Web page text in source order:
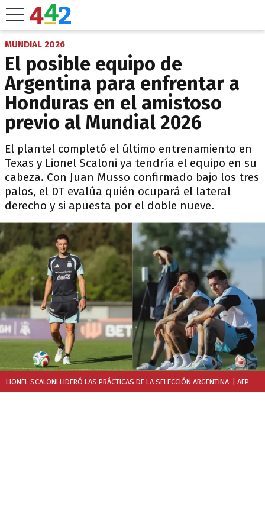
MUNDIAL 2026
El posible equipo de
Argentina para enfrentar a
Honduras en el amistoso
previo al Mundial 2026
El plantel completó el último entrenamiento en
Texas y Lionel Scaloni ya tendría el equipo en su
cabeza. Con Juan Musso confirmado bajo los tres
palos, el DT evalúa quién ocupará el lateral
derecho y si apuesta por el doble nueve.
LIONEL SCALONI LIDERÓ LAS PRÁCTICAS DE LA SELECCIÓN ARGENTINA. | AFP